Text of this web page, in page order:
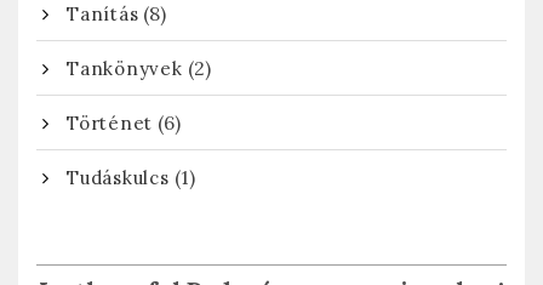
Tanítás (8)
Tankönyvek (2)
Történet (6)
Tudáskulcs (1)